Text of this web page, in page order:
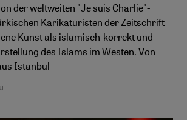
der weltweiten "Je suis Charlie"-
Karikaturisten der Zeitschrift
Kunst als islamisch-korrekt und
des Islams im Westen. Von
Istanbul